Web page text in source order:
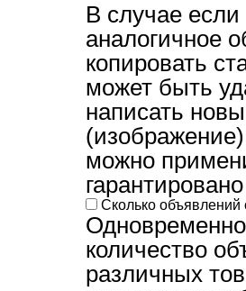
В случае
аналогичное
копировать
может быть
написать
можно
Сколько объявлений
количество
различных